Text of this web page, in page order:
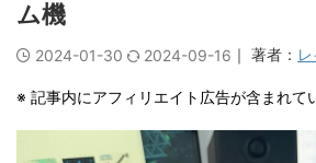
ム機
2024-01-30 2024-09-16 ｜ 著者： レ
※ 記事内にアフィリエイト広告が含まれて